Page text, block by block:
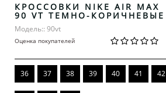
КРОССОВКИ NIKE AIR MAX
90 VT ТЕМНО-КОРИЧНЕВЫЕ
Модель:: 90vt
Оценка покупателей
36 37 38 39 40 41 42